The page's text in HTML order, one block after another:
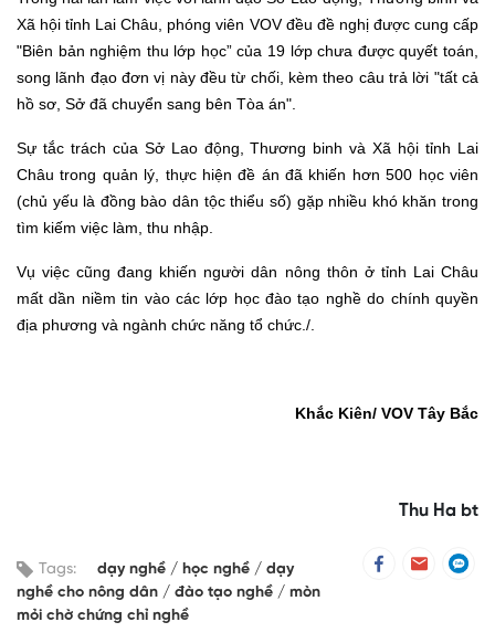
Xã hội tỉnh Lai Châu, phóng viên VOV đều đề nghị được cung cấp
"Biên bản nghiệm thu lớp học” của 19 lớp chưa được quyết toán,
song lãnh đạo đơn vị này đều từ chối, kèm theo câu trả lời "tất cả
hồ sơ, Sở đã chuyển sang bên Tòa án".
Sự tắc trách của Sở Lao động, Thương binh và Xã hội tỉnh Lai
Châu trong quản lý, thực hiện đề án đã khiến hơn 500 học viên
(chủ yếu là đồng bào dân tộc thiểu số) gặp nhiều khó khăn trong
tìm kiếm việc làm, thu nhập.
Vụ việc cũng đang khiến người dân nông thôn ở tỉnh Lai Châu
mất dần niềm tin vào các lớp học đào tạo nghề do chính quyền
địa phương và ngành chức năng tổ chức./.
Khắc Kiên/ VOV Tây Bắc
Thu Ha bt
Tags: dạy nghề học nghề
dạy
nghề cho nông dân
đào tạo nghề
mòn
mỏi chờ chứng chỉ nghề